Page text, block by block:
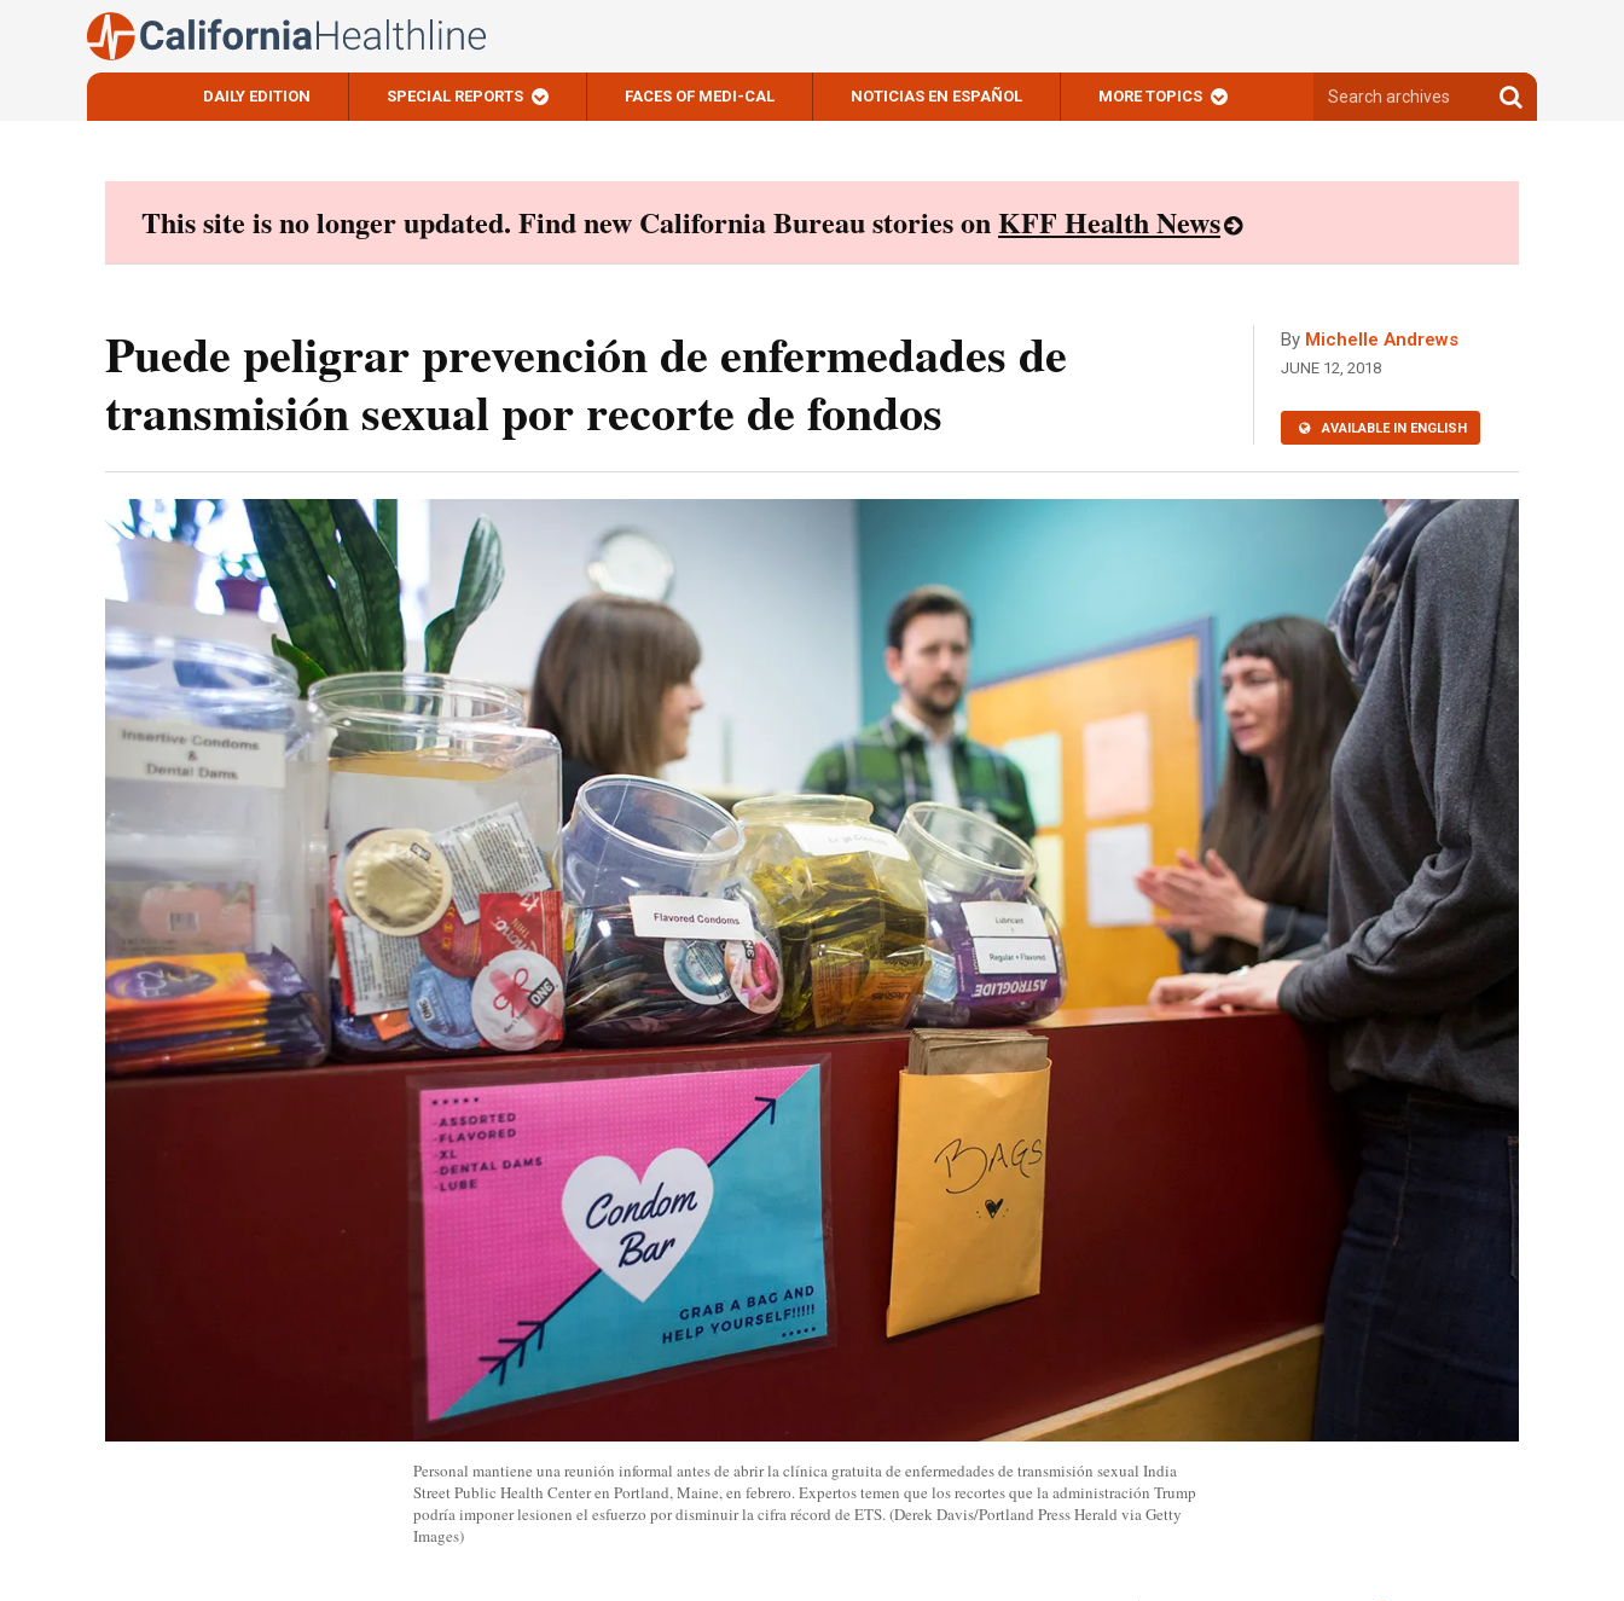
DAILY EDITION SPECIAL REPORTS FACES OF MEDI-CAL NOTICIAS EN ESPAÑOL MORE TOPICS
archives
Search
archives
This site is no longer updated. Find new California Bureau stories onKFF Health News
Puede peligrar prevención de enfermedades de
transmisión sexual por recorte de fondos
By Michelle Andrews
JUNE 12, 2018
AVAILABLE IN ENGLISH
Personal mantiene una reunión informal antes de abrir la clínica gratuita de enfermedades de transmisión sexual India
Street Public Health Center en Portland, Maine, en febrero. Expertos temen que los recortes que la administración Trump
podría imponer lesionen el esfuerzo por disminuir la cifra récord de ETS. (Derek Davis/Portland Press Herald via Getty
Images)